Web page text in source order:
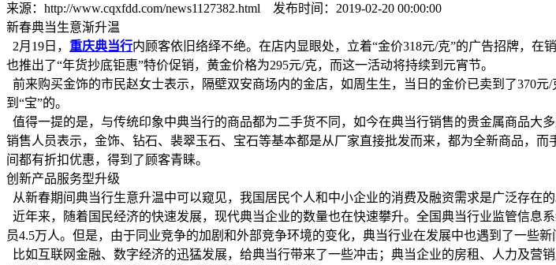
来源：http://www.cqxfdd.com/news1127382.html 发布时间：2019-02-20 00:00:00
新春典当生意渐升温
2月19日， 重庆典当行内顾客依旧络绎不绝。在店内显眼处，立着“金价318元/克”的广告招牌，
也推出了“年货抄底钜惠”特价促销，黄金价格为295元/克，而这一活动将持续到元宵节。
前来购买金饰的市民赵女士表示，隔壁双安商场内的金店，如周生生，当日的金价已卖到了370
到“宝”的。
值得一提的是，与传统印象中典当行的商品都为二手货不同，如今在典当行销售的贵金属商品
销售人员表示，金饰、钻石、裴翠玉石、宝石等基本都是从厂家直接批发而来，都为全新商品，
间都有折扣优惠，得到了顾客青睐。
创新产品服务型升级
从新春期间典当行生意升温中可以窥见，我国居民个人和中小企业的消费及融资需求是广泛存在的
近年来，随着国民经济的快速发展，现代典当企业的数量也在快速攀升。全国典当行业监管信息
员4.5万人。但是，由于同业竞争的加剧和外部竞争环境的变化，典当行业在发展中也遇到了一些新
比如互联网金融、数字经济的迅猛发展，给典当行带来了一些冲击；典当企业的房租、人力及